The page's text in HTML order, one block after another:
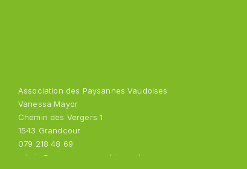
Association des Paysannes Vaudoises
Vanessa Mayor
Chemin des Vergers 1
1543 Grandcour
079 218 48 69
admin@paysannesvaudoises.ch